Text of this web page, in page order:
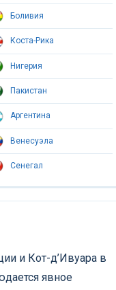
Боливия
Коста-Рика
Нигерия
Пакистан
Аргентина
Венесуэла
Сенегал
и Кот-д’Ивуара в
явное